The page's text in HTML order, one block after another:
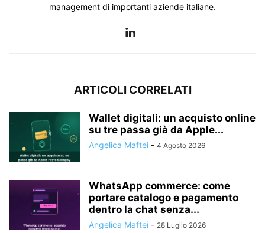
management di importanti aziende italiane.
ARTICOLI CORRELATI
Wallet digitali: un acquisto online
su tre passa già da Apple...
Angelica Maftei - 4 Agosto 2026
WhatsApp commerce: come
portare catalogo e pagamento
dentro la chat senza...
Angelica Maftei - 28 Luglio 2026